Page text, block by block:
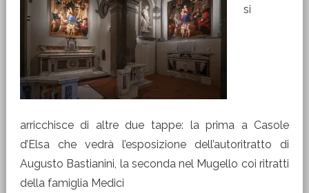
si
arricchisce di altre due tappe: la prima a Casole
d’Elsa che vedrà l’esposizione dell’autoritratto di
Augusto Bastianini, la seconda nel Mugello coi ritratti
della famiglia Medici